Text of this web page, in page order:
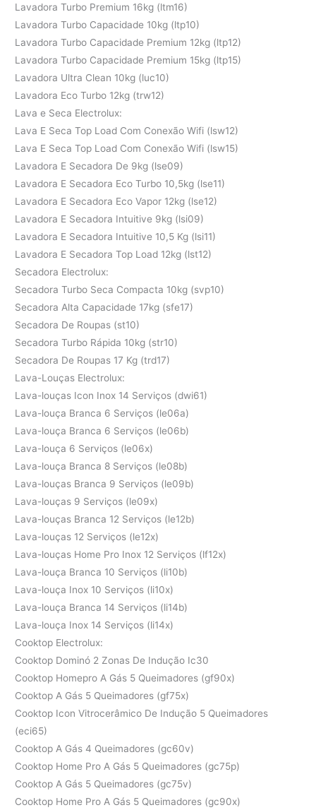
Lavadora Turbo Premium 16kg (ltm16)
Lavadora Turbo Capacidade 10kg (ltp10)
Lavadora Turbo Capacidade Premium 12kg (ltp12)
Lavadora Turbo Capacidade Premium 15kg (ltp15)
Lavadora Ultra Clean 10kg (luc10)
Lavadora Eco Turbo 12kg (trw12)
Lava e Seca Electrolux:
Lava E Seca Top Load Com Conexão Wifi (lsw12)
Lava E Seca Top Load Com Conexão Wifi (lsw15)
Lavadora E Secadora De 9kg (lse09)
Lavadora E Secadora Eco Turbo 10,5kg (lse11)
Lavadora E Secadora Eco Vapor 12kg (lse12)
Lavadora E Secadora Intuitive 9kg (lsi09)
Lavadora E Secadora Intuitive 10,5 Kg (lsi11)
Lavadora E Secadora Top Load 12kg (lst12)
Secadora Electrolux:
Secadora Turbo Seca Compacta 10kg (svp10)
Secadora Alta Capacidade 17kg (sfe17)
Secadora De Roupas (st10)
Secadora Turbo Rápida 10kg (str10)
Secadora De Roupas 17 Kg (trd17)
Lava-Louças Electrolux:
Lava-louças Icon Inox 14 Serviços (dwi61)
Lava-louça Branca 6 Serviços (le06a)
Lava-louça Branca 6 Serviços (le06b)
Lava-louça 6 Serviços (le06x)
Lava-louça Branca 8 Serviços (le08b)
Lava-louças Branca 9 Serviços (le09b)
Lava-louças 9 Serviços (le09x)
Lava-louças Branca 12 Serviços (le12b)
Lava-louças 12 Serviços (le12x)
Lava-louças Home Pro Inox 12 Serviços (lf12x)
Lava-louça Branca 10 Serviços (li10b)
Lava-louça Inox 10 Serviços (li10x)
Lava-louça Branca 14 Serviços (li14b)
Lava-louça Inox 14 Serviços (li14x)
Cooktop Electrolux:
Cooktop Dominó 2 Zonas De Indução Ic30
Cooktop Homepro A Gás 5 Queimadores (gf90x)
Cooktop A Gás 5 Queimadores (gf75x)
Cooktop Icon Vitrocerâmico De Indução 5 Queimadores
(eci65)
Cooktop A Gás 4 Queimadores (gc60v)
Cooktop Home Pro A Gás 5 Queimadores (gc75p)
Cooktop A Gás 5 Queimadores (gc75v)
Cooktop Home Pro A Gás 5 Queimadores (gc90x)